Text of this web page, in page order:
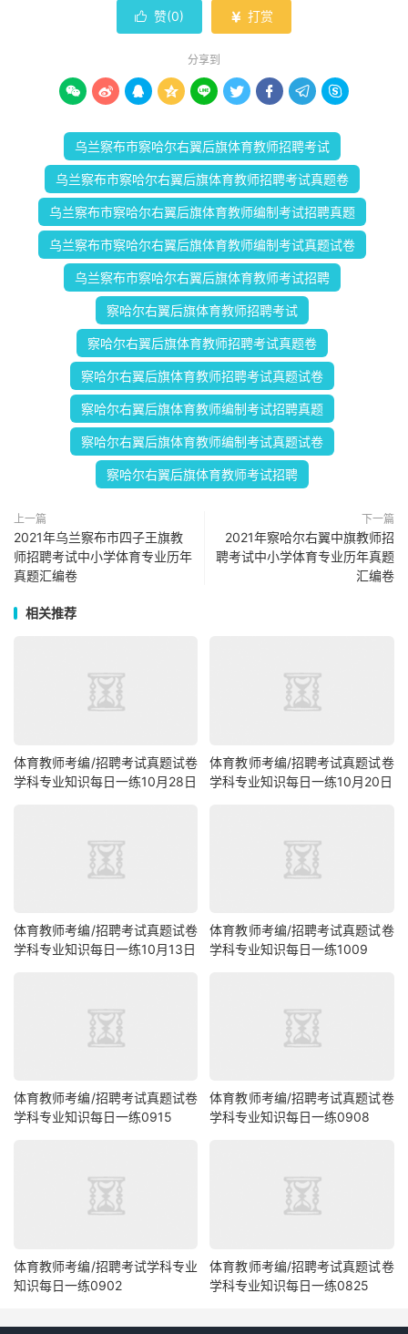
 赞(0)  打赏
分享到
        
乌兰察布市察哈尔右翼后旗体育教师招聘考试
乌兰察布市察哈尔右翼后旗体育教师招聘考试真题卷
乌兰察布市察哈尔右翼后旗体育教师编制考试招聘真题
乌兰察布市察哈尔右翼后旗体育教师编制考试真题试卷
乌兰察布市察哈尔右翼后旗体育教师考试招聘
察哈尔右翼后旗体育教师招聘考试
察哈尔右翼后旗体育教师招聘考试真题卷
察哈尔右翼后旗体育教师招聘考试真题试卷
察哈尔右翼后旗体育教师编制考试招聘真题
察哈尔右翼后旗体育教师编制考试真题试卷
察哈尔右翼后旗体育教师考试招聘
上一篇
2021年乌兰察布市四子王旗教
师招聘考试中小学体育专业历年
真题汇编卷
下一篇
2021年察哈尔右翼中旗教师招
聘考试中小学体育专业历年真题
汇编卷
相关推荐
体育教师考编/招聘考试真题试卷
学科专业知识每日一练10月28日
体育教师考编/招聘考试真题试卷
学科专业知识每日一练10月20日
体育教师考编/招聘考试真题试卷
学科专业知识每日一练10月13日
体育教师考编/招聘考试真题试卷
学科专业知识每日一练1009
体育教师考编/招聘考试真题试卷
学科专业知识每日一练0915
体育教师考编/招聘考试真题试卷
学科专业知识每日一练0908
体育教师考编/招聘考试学科专业
知识每日一练0902
体育教师考编/招聘考试真题试卷
学科专业知识每日一练0825